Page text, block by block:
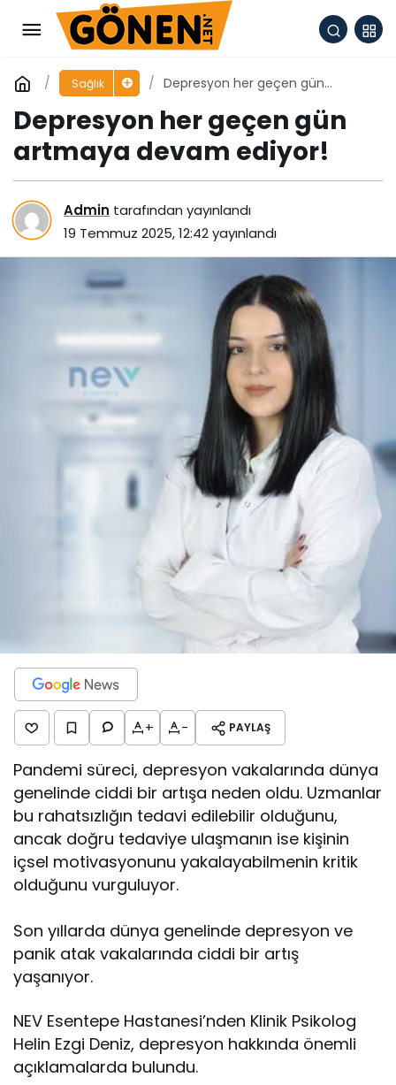
Sağlık
Depresyon her geçen gün
Depresyon her geçen gün
artmaya devam ediyor!
Admin tarafından yayınlandı
19 Temmuz 2025, 12:42yayınlandı
+ - PAYLAŞ
Pandemi süreci, depresyon vakalarında dünya
genelinde ciddi bir artışa neden oldu. Uzmanlar
bu rahatsızlığın tedavi edilebilir olduğunu,
ancak doğru tedaviye ulaşmanın ise kişinin
içsel motivasyonunu yakalayabilmenin kritik
olduğunu vurguluyor.
Son yıllarda dünya genelinde depresyon ve
panik atak vakalarında ciddi bir artış
yaşanıyor.
NEV Esentepe Hastanesi’nden Klinik Psikolog
Helin Ezgi Deniz, depresyon hakkında önemli
açıklamalarda bulundu.